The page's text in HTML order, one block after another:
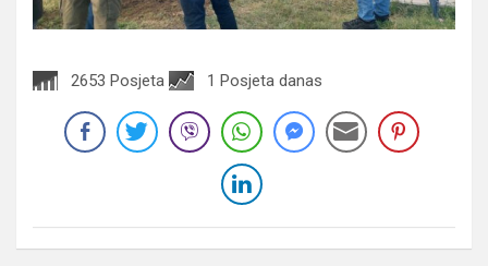
2653 Posjeta 1 Posjeta danas